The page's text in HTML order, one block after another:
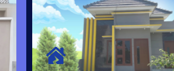
BGF HOUSE
Hunian Mewah Pusat Kota dengan fasilitas
Free Desain, Dapur, Parkir Mobil dengan 3
Kamar Tidur dan 2 Kamar Mandi.